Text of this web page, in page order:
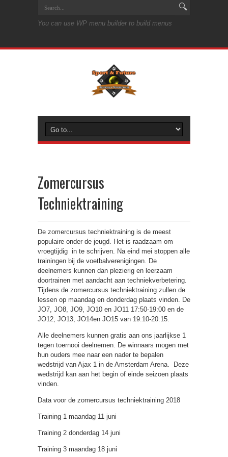
You can use WP menu builder to build menus
Zomercursus
Techniektraining
De zomercursus techniektraining is de meest
populaire onder de jeugd. Het is raadzaam om
vroegtijdig in te schrijven. Na eind mei stoppen alle
trainingen bij de voetbalverenigingen. De
deelnemers kunnen dan plezierig en leerzaam
doortrainen met aandacht aan techniekverbetering.
Tijdens de zomercursus techniektraining zullen de
lessen op maandag en donderdag plaats vinden. De
JO7, JO8, JO9, JO10 en JO11 17:50-19:00 en de
JO12, JO13, JO14en JO15 van 19:10-20:15.
Alle deelnemers kunnen gratis aan ons jaarlijkse 1
tegen toernooi deelnemen. De winnaars mogen met
hun ouders mee naar een nader te bepalen
wedstrijd van Ajax 1 in de Amsterdam Arena. Deze
wedstrijd kan aan het begin of einde seizoen plaats
vinden.
Data voor de zomercursus techniektraining 2018
Training 1 maandag 11 juni
Training 2 donderdag 14 juni
Training 3 maandag 18 juni